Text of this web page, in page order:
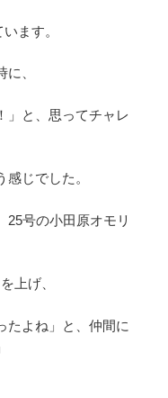
ます。
、
」と、思ってチャレ
じでした。
25号の小田原オモリ
上げ、
たよね」と、仲間に